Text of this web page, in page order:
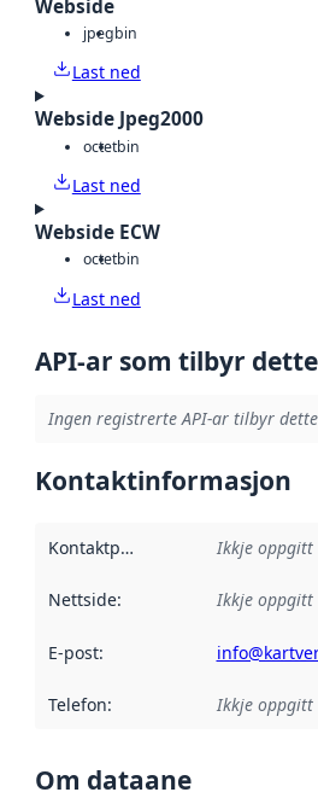
Webside
jpegbin
Last ned
Webside Jpeg2000
octetbin
Last ned
Webside ECW
octetbin
Last ned
API-ar som tilbyr
Ingen registrerte API-ar tilbyr
Kontaktinformasjon
Kontaktpunkt Ikkje oppgitt
Nettside: Ikkje oppgitt
E-post:
Telefon: Ikkje oppgitt
Om dataane